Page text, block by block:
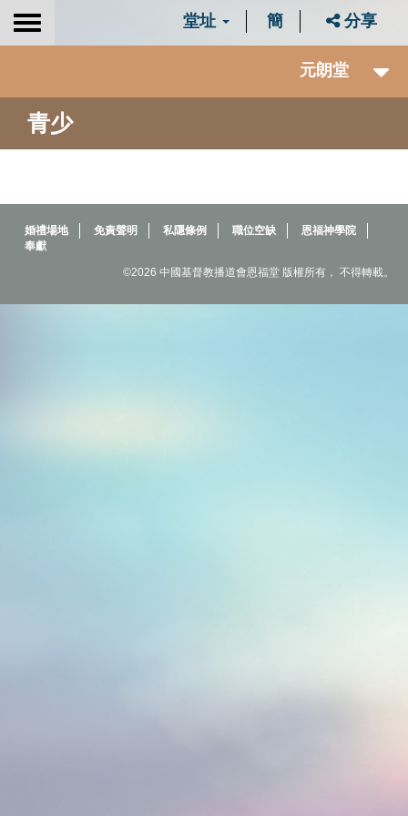
Toggle
堂址 簡 分享
元朗堂
青少
婚禮場地 免責聲明 私隱條例 職位空缺
恩福神學院
奉獻
©2026 中國基督教播道會恩福堂 版權所有， 不得轉載。